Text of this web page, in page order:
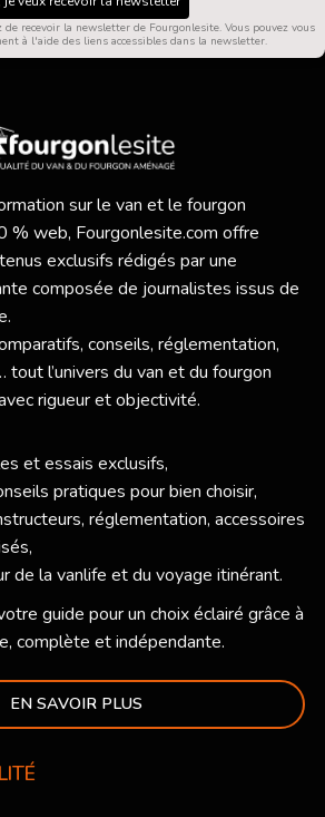
de recevoir la newsletter de Fourgonlesite. Vous pouvez vous
à l'aide des liens accessibles dans la newsletter.
sur le van et le fourgon
% web, Fourgonlesite.com offre
exclusifs rédigés par une
composée de journalistes issus de
conseils, réglementation,
tout l’univers du van et du fourgon
rigueur et objectivité.
et essais exclusifs,
pratiques pour bien choisir,
réglementation, accessoires
de la vanlife et du voyage itinérant.
guide pour un choix éclairé grâce à
complète et indépendante.
EN SAVOIR PLUS